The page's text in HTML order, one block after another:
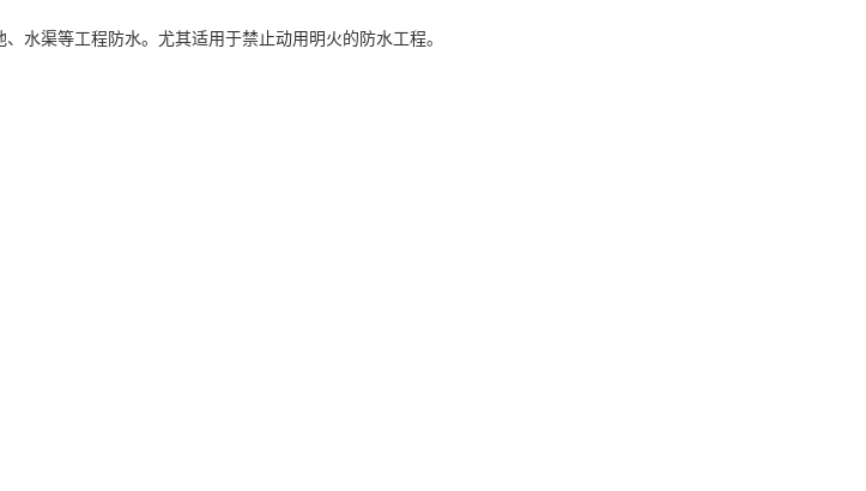
水渠等工程防水。尤其适用于禁止动用明火的防水工程。